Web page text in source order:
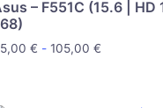
– F551C (15.6 | HD
€ - 105,00€